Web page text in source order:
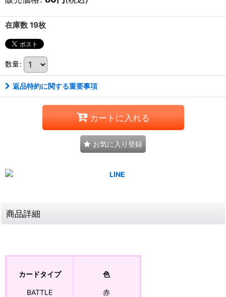
在庫数 19枚
数量:
返品特約に関する重要事項
カートに入れる
お気に入り登録
商品詳細
カードタイプ
BATTLE
色
赤